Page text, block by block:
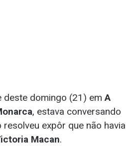
deste domingo (21) emA
, estava conversando
expôr que não havia
Macan.